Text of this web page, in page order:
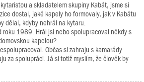
a skladatelem skupiny Kabát, jsme si
dostal, jaké kapely ho formovaly, jak v Kabátu
dělal, kdyby nehrál na kytaru.
roku 1989. Hrál jsi nebo spolupracoval někdy s
kapelou?
Občas si zahraju s kamarády
za spolupráci. Já si totiž myslím, že člověk by